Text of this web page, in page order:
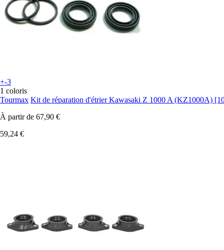
+-3
1 coloris
Tourmax Kit de réparation d'étrier Kawasaki Z 1000 A (KZ1000A)
À partir de 67,90 €
59,24 €